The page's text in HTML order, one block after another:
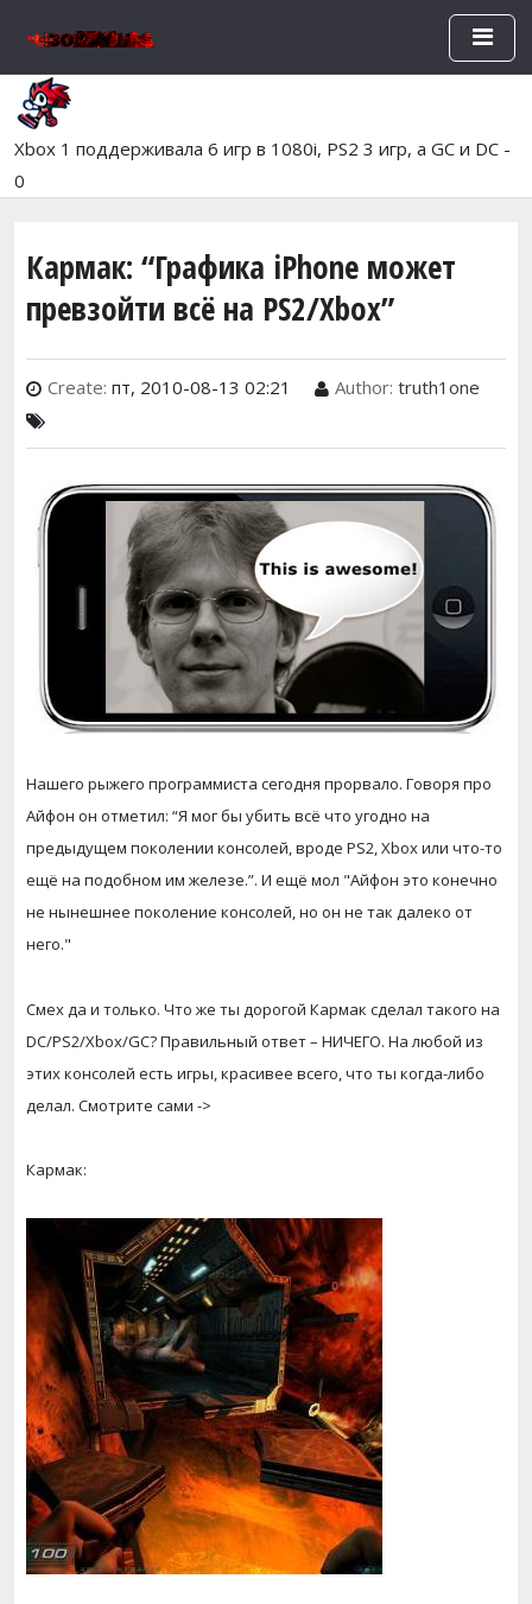
Перейти к основному
Xbox 1 поддерживала 6 игр в 1080i, PS2 3 игр, а GC и DC -
0
Кармак: “Графика iPhone может
превзойти всё на PS2/Xbox”
Create: пт, 2010-08-13 02:21 Author: truth1one
Нашего рыжего программиста сегодня прорвало. Говоря про
Айфон он отметил: “Я мог бы убить всё что угодно на
предыдущем поколении консолей, вроде PS2, Xbox или что-то
ещё на подобном им железе.”. И ещё мол "Айфон это конечно
не нынешнее поколение консолей, но он не так далеко от
него."
Смех да и только. Что же ты дорогой Кармак сделал такого на
DC/PS2/Xbox/GC? Правильный ответ – НИЧЕГО. На любой из
этих консолей есть игры, красивее всего, что ты когда-либо
делал. Смотрите сами ->
Кармак: